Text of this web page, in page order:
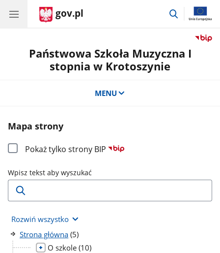
gov.pl
przejdź
Państwowa Szkoła Muzyczna I
stopnia w Krotoszynie
MENU
Mapa strony
Pokaż tylko strony BIP
Wpisz tekst aby wyszukać
Rozwiń wszystko
Strona główna liczba
podstron
(5)
O szkole liczba
(10)